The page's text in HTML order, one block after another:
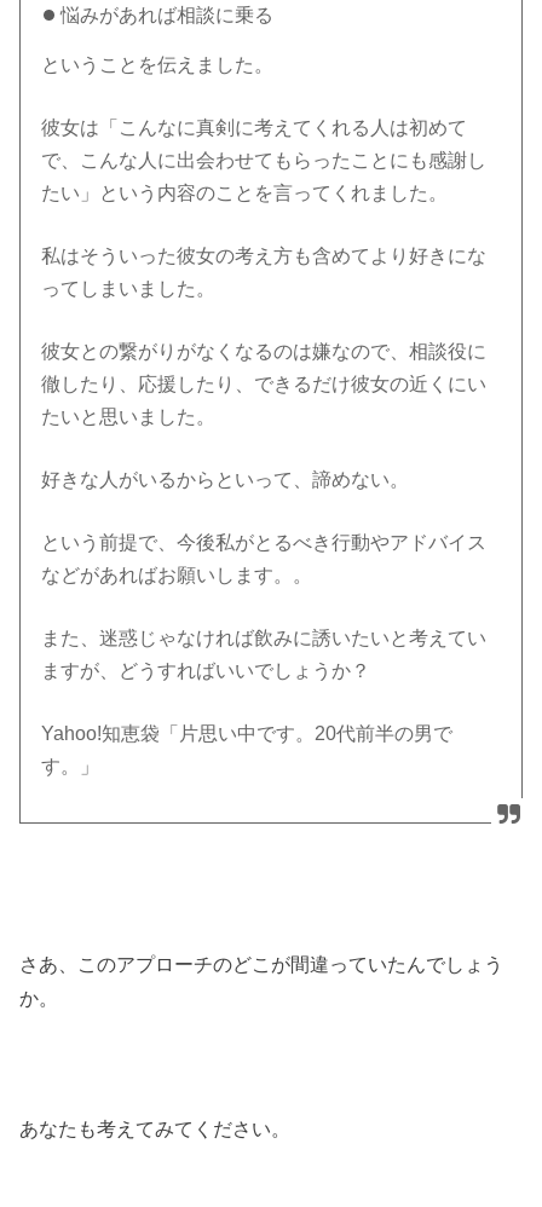
悩みがあれば相談に乗る
ということを伝えました。
彼女は「こんなに真剣に考えてくれる人は初めて
で、こんな人に出会わせてもらったことにも感謝し
たい」という内容のことを言ってくれました。
私はそういった彼女の考え方も含めてより好きにな
ってしまいました。
彼女との繋がりがなくなるのは嫌なので、相談役に
徹したり、応援したり、できるだけ彼女の近くにい
たいと思いました。
好きな人がいるからといって、諦めない。
という前提で、今後私がとるべき行動やアドバイス
などがあればお願いします。。
また、迷惑じゃなければ飲みに誘いたいと考えてい
ますが、どうすればいいでしょうか？
Yahoo!知恵袋「片思い中です。20代前半の男で
す。」
さあ、このアプローチのどこが間違っていたんでしょう
か。
あなたも考えてみてください。